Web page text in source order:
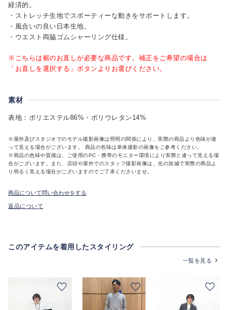
経済的。
・ストレッチ生地でスポーティーな動きをサポートします。
・風合いの良い日本生地。
・ウエスト両脇ゴムシャーリング仕様。
※こちらは裾のお直しが必要な商品です。補正をご希望の場合は
「お直しを選択する」ボタンよりお選びください。
素材
表地：ポリエステル86%・ポリウレタン14%
※屋外及びスタジオでのモデル撮影画像は照明の関係により、実際の商品より色味が違
って見える場合がございます。 商品の色味は単体撮影の画像をご参考ください。
※商品の色味や質感は、ご使用のPC・携帯のモニター環境により実際と違って見える場
合がございます。また、店頭や屋外でのスタッフ撮影画像は、光の加減で実際の商品よ
り明るく見える場合がございますのでご了承くださいませ。
商品について問い合わせをする
返品について
このアイテムを着用したスタイリング
一覧を見る